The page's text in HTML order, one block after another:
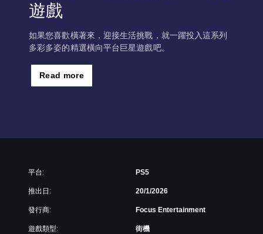
遊戲
如果您喜歡橫著來，迎接生活挑戰，就一躍投入這系列
多彩多姿的精選橫向平台巨星遊戲吧。
Read more
平台: PS5
推出日: 20/1/2026
發行商: Focus Entertainment
遊戲類型: 街機